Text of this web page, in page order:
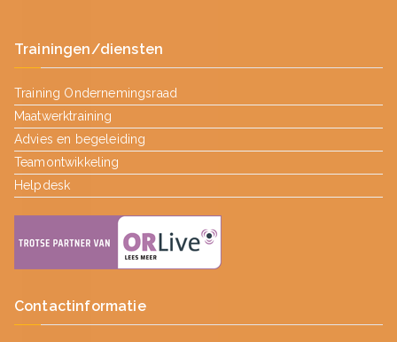
Trainingen/diensten
Training Ondernemingsraad
Maatwerktraining
Advies en begeleiding
Teamontwikkeling
Helpdesk
Contactinformatie